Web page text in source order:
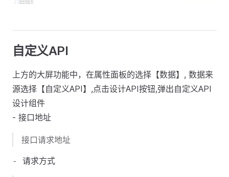
自定义API
上方的大屏功能中，在属性面板的选择【数据】, 数据来
源选择【自定义API】,点击设计API按钮,弹出自定义API
设计组件
- 接口地址
接口请求地址